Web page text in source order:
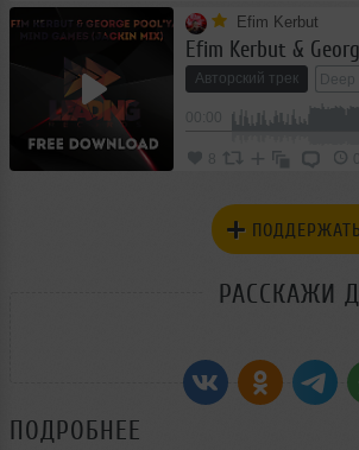
Efim Kerbut
Авторский трек Deep
РАССКАЖИ
ПОДРОБНЕЕ